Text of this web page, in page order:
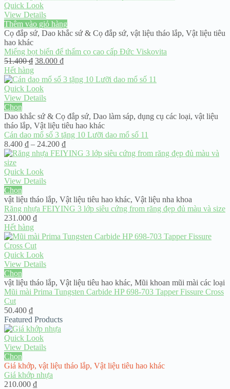
Quick Look
View Details
Thêm vào giỏ hàng
Cọ đắp sứ, Dao khắc sứ & Cọ đắp sứ, vật liệu tháo lắp, Vật liệu tiêu
hao khác
Miếng bọt biển để thấm cọ cao cấp Đức Viskovita
51.400₫ Giá
là:
51.400 ₫.
38.000 ₫Giá
tại
Hết hàng
Quick Look
View Details
Chọn
Dao khắc sứ & Cọ đắp sứ, Dao làm sáp, dụng cụ các loại, vật liệu
tháo lắp, Vật liệu tiêu hao khác
Cán dao mổ số 3 tặng 10 Lưỡi dao mổ số 11
8.400 ₫ – 24.200 ₫Khoảng
giá:
Quick Look
View Details
Chọn
vật liệu tháo lắp, Vật liệu tiêu hao khác, Vật liệu nha khoa
Răng nhựa FEIYING 3 lớp siêu cứng from răng đẹp đủ màu và size
231.000 ₫
Hết hàng
Quick Look
View Details
Chọn
vật liệu tháo lắp, Vật liệu tiêu hao khác, Mũi khoan mũi mài các loại
Mũi mài Prima Tungsten Carbide HP 698-703 Tapper Fissure Cross
Cut
50.400 ₫
Featured Products
Quick Look
View Details
Chọn
Giá khớp, vật liệu tháo lắp, Vật liệu tiêu hao khác
Giá khớp nhựa
210.000 ₫